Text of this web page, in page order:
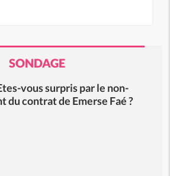
SONDAGE
vous surpris par le non-
du contrat de Emerse Faé ?